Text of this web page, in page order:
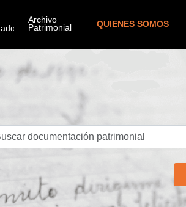
QUIENES SOMOS